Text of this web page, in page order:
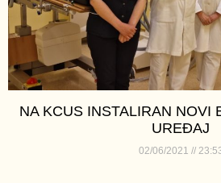
NA KCUS INSTALIRAN NOVI
UREĐAJ
02/06/2021